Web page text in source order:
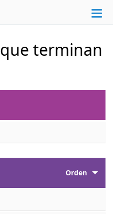
que terminan
Orden